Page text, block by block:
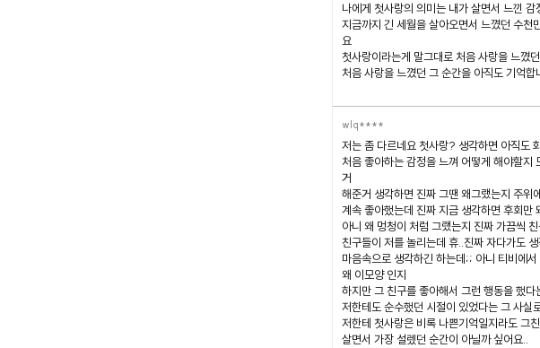
나에게 첫사랑의 의미는 내가 살면서 느낀
지금까지 긴 세월을 살아오면서 느꼈던 수천
요
첫사랑이라는게 말그대로 처음 사랑을 느꼈
처음 사랑을 느꼈던 그 순간을 아직도 기억
wlq****
저는 좀 다르네요 첫사랑? 생각하면 아직도
처음 좋아하는 감정을 느껴 어떻게 해야할지
거
해준거 생각하면 진짜 그땐 왜그랬는지 주위
계속 좋아했는데 진짜 지금 생각하면 후회만
아니 왜 멍청이 처럼 그랬는지 진짜 가끔씩
친구들이 저를 놀리는데 휴..진짜 자다가도
마음속으로 생각하긴 하는데;; 아니 티비에
왜 이모양 인지
하지만 그 친구를 좋아해서 그런 행동을 했
저한테도 순수했던 시절이 있었다는 그 사실
저한테 첫사랑은 비록 나쁜기억일지라도 그
살면서 가장 설렜던 순간이 아닐까 싶어요..